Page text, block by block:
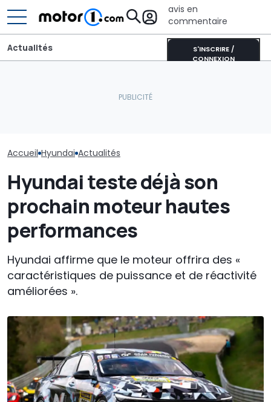
avis en
commentaire
S'INSCRIRE /
CONNEXION
Actualités
Accueil Hyundai Actualités
Hyundai teste déjà son
prochain moteur hautes
performances
Hyundai affirme que le moteur offrira des «
caractéristiques de puissance et de réactivité
améliorées ».